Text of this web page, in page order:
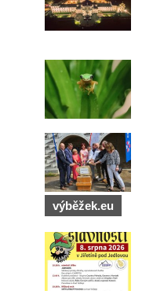
výběžek.eu